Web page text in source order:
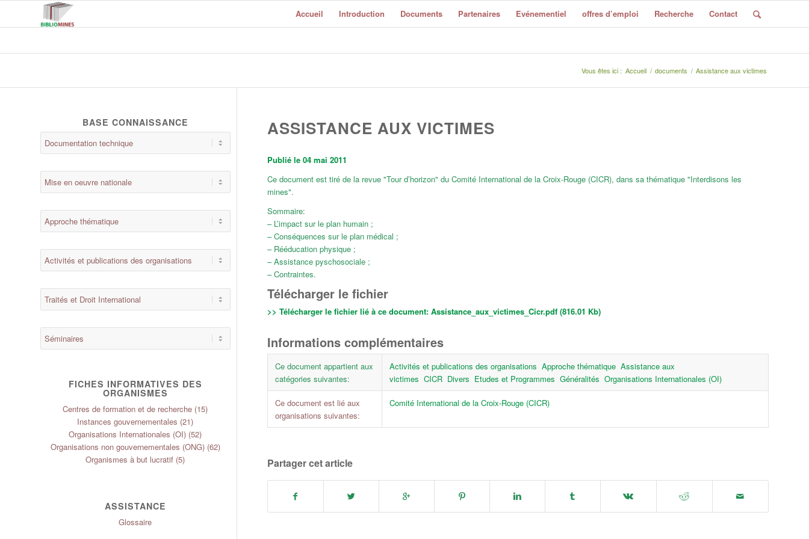
Accueil Introduction Documents Partenaires Evénementiel offres d’emploi Recherche Contact
Vous êtes ici : Accueil / documents / Assistance aux victimes
ASSISTANCE AUX VICTIMES
Publié le 04 mai 2011
Ce document est tiré de la revue "Tour d’horizon" du Comité International de la Croix-Rouge (CICR), dans sa thématique "Interdisons les
mines".
Sommaire:
– L’impact sur le plan humain ;
– Conséquences sur le plan médical ;
– Rééducation physique ;
– Assistance pyschosociale ;
– Contraintes.
Télécharger le fichier
>> Télécharger le fichier lié à ce document: Assistance_aux_victimes_Cicr.pdf (816.01 Kb)
Informations complémentaires
Ce document appartient aux
catégories suivantes:
Activités et publications des organisations Approche thématique Assistance aux
victimes CICR Divers Etudes et Programmes Généralités Organisations Internationales (OI)
Ce document est lié aux
organisations suivantes:
Comité International de la Croix-Rouge (CICR)
Partager cet article
BASE CONNAISSANCE
FICHES INFORMATIVES DES
ORGANISMES
Centres de formation et de recherche (15)
Instances gouvernementales (21)
Organisations Internationales (OI) (52)
Organisations non gouvernementales (ONG)(62)
Organismes à but lucratif (5)
ASSISTANCE
Glossaire